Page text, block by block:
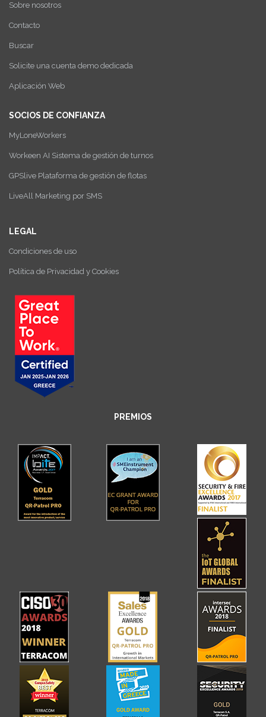
Sobre nosotros
Contacto
Buscar
Solicite una cuenta demo dedicada
Aplicación Web
SOCIOS DE CONFIANZA
MyLoneWorkers
Workeen AI Sistema de gestión de turnos
GPSlive Plataforma de gestión de flotas
LiveAll Marketing por SMS
LEGAL
Condiciones de uso
Política de Privacidad y Cookies
PREMIOS